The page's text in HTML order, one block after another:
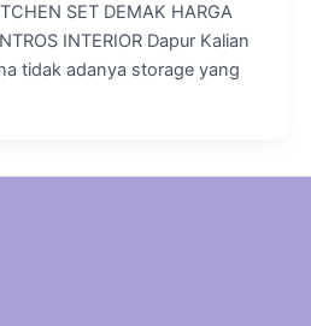
SET DEMAK HARGA
INTERIOR Dapur Kalian
tidak adanya storage yang